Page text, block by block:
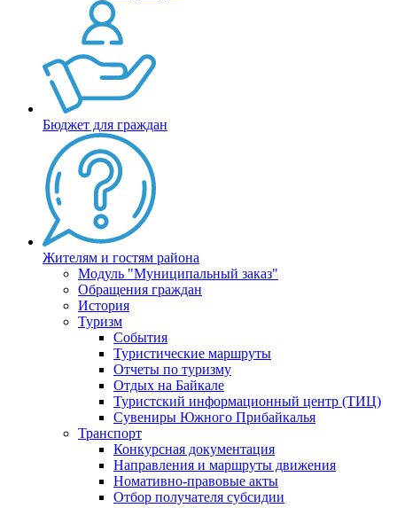
Бюджет для граждан
Жителям и гостям района
Модуль "Муниципальный заказ"
Обращения граждан
История
Туризм
События
Туристические маршруты
Отчеты по туризму
Отдых на Байкале
Туристский информационный центр (ТИЦ)
Сувениры Южного Прибайкалья
Транспорт
Конкурсная документация
Направления и маршруты движения
Номативно-правовые акты
Отбор получателя субсидии